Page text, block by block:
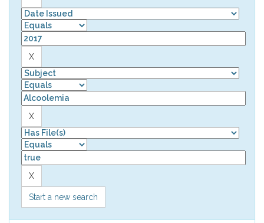
Start a new search